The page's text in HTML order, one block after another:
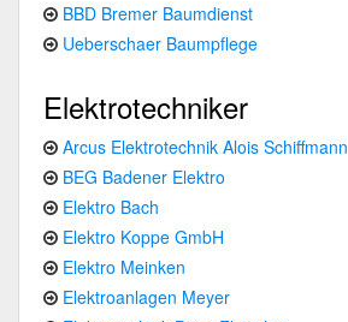
BBD Bremer Baumdienst
Ueberschaer Baumpflege
Elektrotechniker
Arcus Elektrotechnik Alois Schiffmann
BEG Badener Elektro
Elektro Bach
Elektro Koppe GmbH
Elektro Meinken
Elektroanlagen Meyer